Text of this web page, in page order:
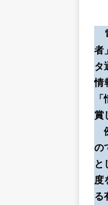
者
タ
情
賞
の
と
度
る